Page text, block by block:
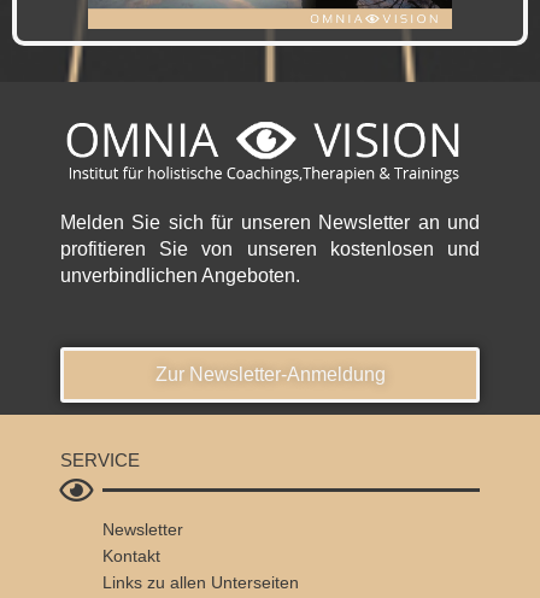
Melden Sie sich für unseren Newsletter an und
profitieren Sie von unseren kostenlosen und
unverbindlichen Angeboten.
Zur Newsletter-Anmeldung
SERVICE
Newsletter
Kontakt
Links zu allen Unterseiten